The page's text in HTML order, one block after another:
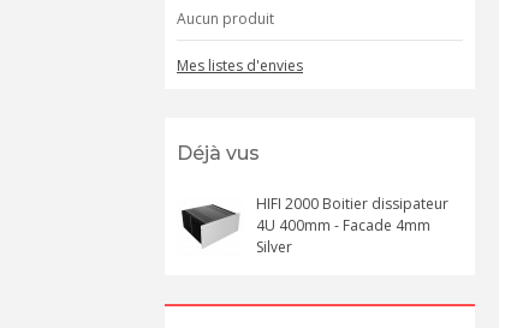
Aucun produit
Mes listes d'envies
Déjà vus
HIFI 2000 Boitier dissipateur
4U 400mm - Facade 4mm
Silver